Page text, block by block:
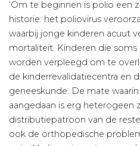
‘Om te beginnen is polio een
historie: het poliovirus
waarbij jonge kinderen acuut
mortaliteit. Kinderen die
worden verpleegd om te
de kinderrevalidatiecentra en
geneeskunde. De mate
aangedaan is erg heterogeen
distributiepatroon van de
ook de orthopedische